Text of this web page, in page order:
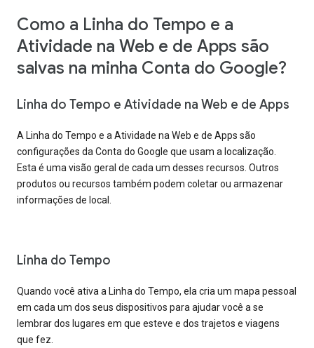
Como a Linha do Tempo e a
Atividade na Web e de Apps são
salvas na minha Conta do Google?
Linha do Tempo e Atividade na Web e de Apps
A Linha do Tempo e a Atividade na Web e de Apps são
configurações da Conta do Google que usam a localização.
Esta é uma visão geral de cada um desses recursos. Outros
produtos ou recursos também podem coletar ou armazenar
informações de local.
Linha do Tempo
Quando você ativa a Linha do Tempo, ela cria um mapa pessoal
em cada um dos seus dispositivos para ajudar você a se
lembrar dos lugares em que esteve e dos trajetos e viagens
que fez.